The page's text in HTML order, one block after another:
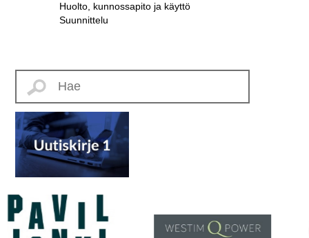
Huolto, kunnossapito ja käyttö
Suunnittelu